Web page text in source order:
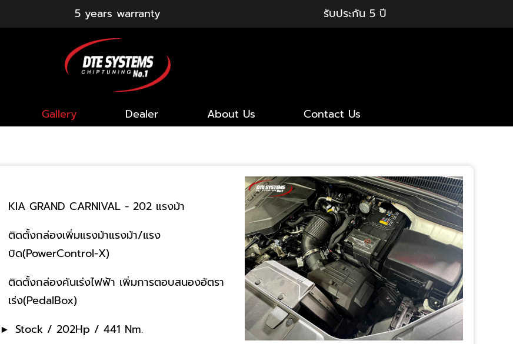
5 years warranty รับประกัน 5 ปี
Gallery Dealer About Us Contact Us
KIA GRAND CARNIVAL - 202 แรงม้า
ติดตั้งกล่องเพิ่มแรงม้าแรงม้า/แรง
บิด(PowerControl-X)
ติดตั้งกล่องคันเร่งไฟฟ้า เพิ่มการตอบสนองอัตรา
เร่ง(PedalBox)
Stock / 202Hp / 441 Nm.